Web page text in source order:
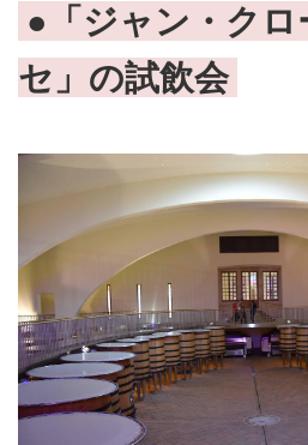
●「ジャン・クロ
セ」の試飲会